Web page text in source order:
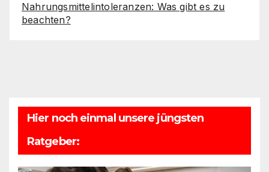
Nahrungsmittelintoleranzen: Was gibt es zu
beachten?
Hier noch einmal unsere jüngsten
Ratgeber: